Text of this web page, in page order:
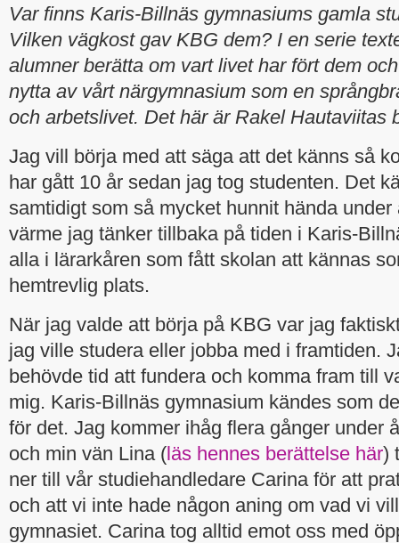
Var finns Karis-Billnäs gymnasiums gamla
Vilken vägkost gav KBG dem? I en serie
alumner berätta om vart livet har fört dem
nytta av vårt närgymnasium som en
och arbetslivet. Det här är Rakel Hautaviitas
Jag vill börja med att säga att det känns så
har gått 10 år sedan jag tog studenten. Det
samtidigt som så mycket hunnit hända under
värme jag tänker tillbaka på tiden i Karis-
alla i lärarkåren som fått skolan att kännas
hemtrevlig plats.
När jag valde att börja på KBG var jag
jag ville studera eller jobba med i framtiden.
behövde tid att fundera och komma fram till
mig. Karis-Billnäs gymnasium kändes som
för det. Jag kommer ihåg flera gånger under
och min vän Lina (läs hennes berättelse här)
ner till vår studiehandledare Carina för att
och att vi inte hade någon aning om vad vi
gymnasiet. Carina tog alltid emot oss med